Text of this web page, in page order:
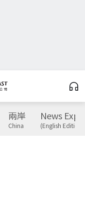
兩岸
China
News
(English Edition)